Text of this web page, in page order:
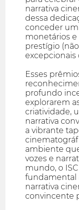
narrativa
dessa
conceder
monetários
prestígio
excepcionais
Esses
profundo
explorarem
criatividade,
narrativa
a vibrante
ambiente
vozes e
mundo, o
fundamental
narrativa
convincente